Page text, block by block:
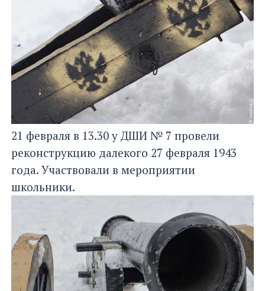
21 февраля в 13.30 у ДШИ № 7 провели
реконструкцию далекого 27 февраля 1943
года. Участвовали в мероприятии
школьники.